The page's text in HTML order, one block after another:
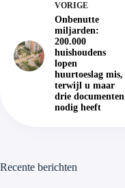
VORIGE
Onbenutte
miljarden:
200.000
huishoudens
lopen
huurtoeslag mis,
terwijl u maar
drie documenten
nodig heeft
Recente berichten